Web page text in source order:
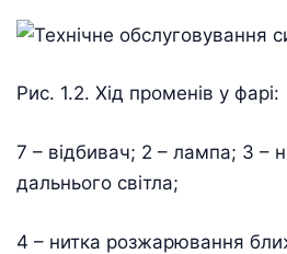
Рис. 1.2. Хід променів у фарі:
7 – відбивач; 2 – лампа; 3 –
дальнього світла;
4 – нитка розжарювання